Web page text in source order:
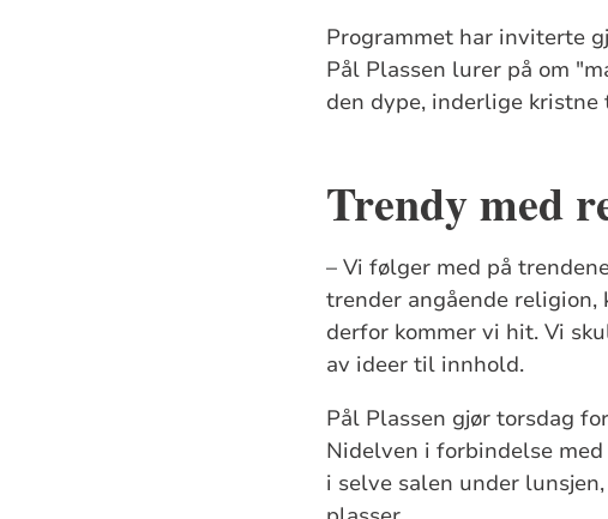
Programmet har inviterte
Pål Plassen lurer på om
den dype, inderlige kristne
Trendy med
– Vi følger med på
trender angående religion,
derfor kommer vi hit. Vi
av ideer til innhold.
Pål Plassen gjør torsdag
Nidelven i forbindelse
i selve salen under